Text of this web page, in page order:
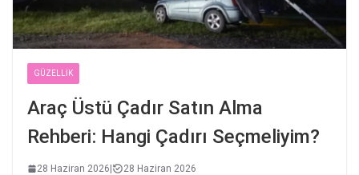
GÜZELLIK
Araç Üstü Çadır Satın Alma
Rehberi: Hangi Çadırı Seçmeliyim?
28 Haziran 2026| 28 Haziran 2026